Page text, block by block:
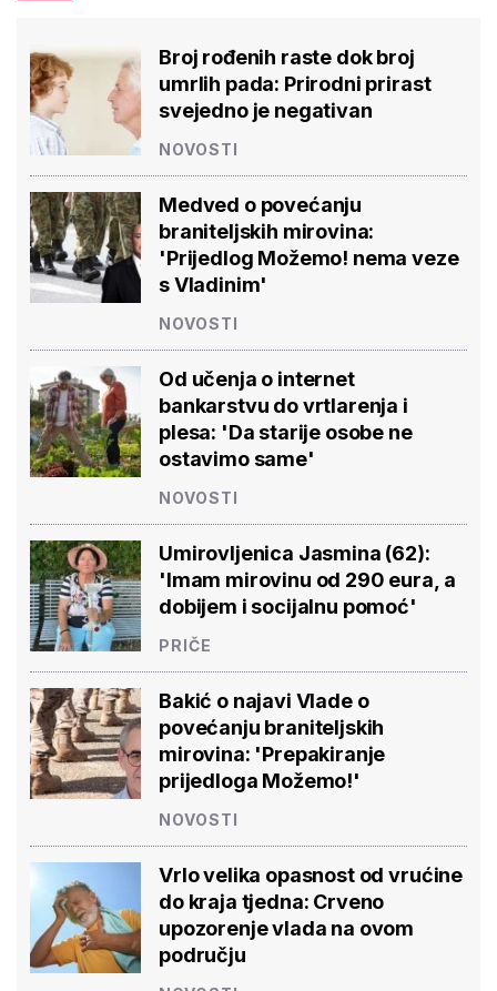
Broj rođenih raste dok broj
umrlih pada: Prirodni prirast
svejedno je negativan
NOVOSTI
Medved o povećanju
braniteljskih mirovina:
'Prijedlog Možemo! nema veze
s Vladinim'
NOVOSTI
Od učenja o internet
bankarstvu do vrtlarenja i
plesa: 'Da starije osobe ne
ostavimo same'
NOVOSTI
Umirovljenica Jasmina (62):
'Imam mirovinu od 290 eura, a
dobijem i socijalnu pomoć'
PRIČE
Bakić o najavi Vlade o
povećanju braniteljskih
mirovina: 'Prepakiranje
prijedloga Možemo!'
NOVOSTI
Vrlo velika opasnost od vrućine
do kraja tjedna: Crveno
upozorenje vlada na ovom
području